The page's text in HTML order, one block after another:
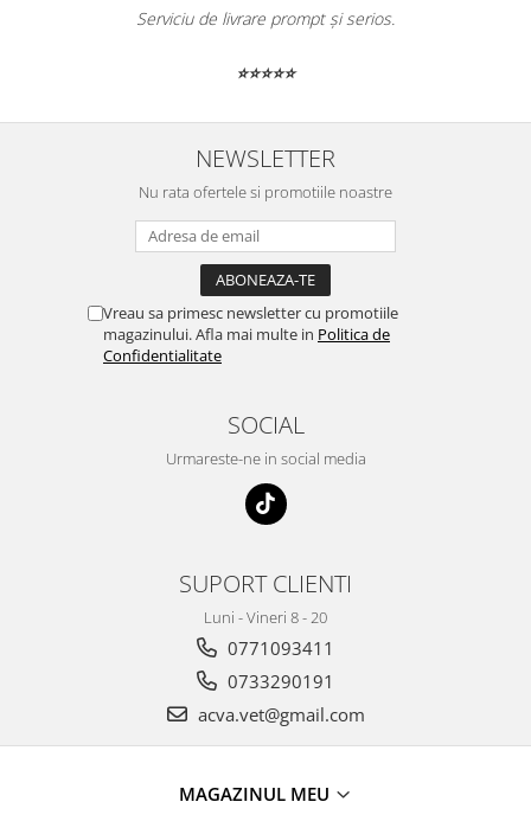
Serviciu de livrare prompt și serios.
⭐⭐⭐⭐⭐
NEWSLETTER
Nu rata ofertele si promotiile noastre
Vreau sa primesc newsletter cu promotiile
magazinului. Afla mai multe in Politica de
Confidentialitate
SOCIAL
Urmareste-ne in social media
SUPORT CLIENTI
Luni - Vineri 8 - 20
0771093411
0733290191
acva.vet@gmail.com
MAGAZINUL MEU